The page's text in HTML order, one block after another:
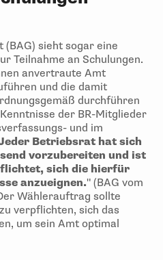
(BAG) sieht sogar eine
Teilnahme an Schulungen.
anvertraute Amt
und die damit
durchführen
der BR-Mitglieder
und im
Betriebsrat hat sich
vorzubereiten und ist
sich die hierfür
anzueignen." (BAG vom
Wählerauftrag sollte
verpflichten, sich das
um sein Amt optimal